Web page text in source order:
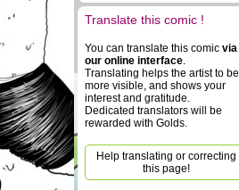
Translate this comic !
You can translate this comic via
our online interface.
Translating helps the artist to be
more visible, and shows your
interest and gratitude.
Dedicated translators will be
rewarded with Golds.
Help translating or correcting
this page!